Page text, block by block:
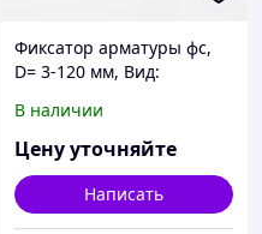
Фиксатор арматуры фс,
D= 3-120 мм, Вид:
кубик..., S= 1,6-120 мм,
Тип: горизонтальный...
В наличии
Цену уточняйте
Написать